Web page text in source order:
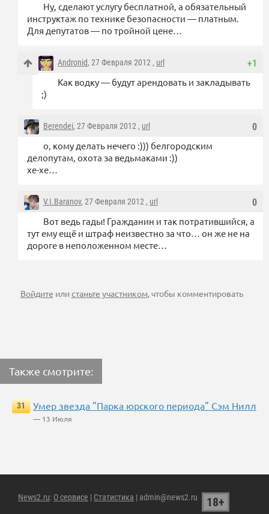
Ну, сделают услугу бесплатной, а обязательный
инструктаж по технике безопасности — платным.
Для депутатов — по тройной цене…
+1
Andronid, 27 Февраля 2012 , url
Как водку — будут арендовать и закладывать
;)
0
Berendei, 27 Февраля 2012 , url
о, кому делать нечего :))) белгородским
делопутам, охота за ведьмаками :))
хе-хе…
0
V.I.Baranov, 27 Февраля 2012 , url
Вот ведь гады! Гражданин и так потратившийся, а
тут ему ещё и штраф неизвестно за что… он же не на
дороге в неположенном месте…
Войдите илистаньте участником, чтобы комментировать
Также смотрите:
31 Умер звезда "Парка юрского периода" Сэм Нилл
— 13 Июля
News2.ru: О сервисе | Статистика | admin@news2.ru 18+